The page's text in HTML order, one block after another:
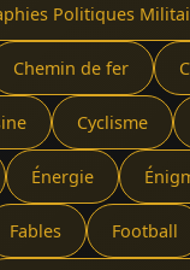
Politiques
Chemin de fer
Cyclisme
Énergie
Fables Football